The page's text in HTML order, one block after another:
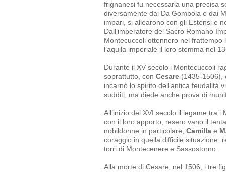
frignanesi fu necessaria una precisa
diversamente dai Da Gombola e dai
impari, si allearono con gli Estensi e
Dall’imperatore del Sacro Romano
Montecuccoli ottennero nel frattempo
l’aquila imperiale il loro stemma nel
Durante il XV secolo i Montecuccoli
soprattutto, con Cesare (1435-1506),
incarnò lo spirito dell’antica feudalità
sudditi, ma diede anche prova di
All’inizio del XVI secolo il legame tra
con il loro apporto, resero vano il
nobildonne in particolare, Camilla e
coraggio in quella difficile situazione,
torri di Montecenere e Sassostorno.
Alla morte di Cesare, nel 1506, i tre